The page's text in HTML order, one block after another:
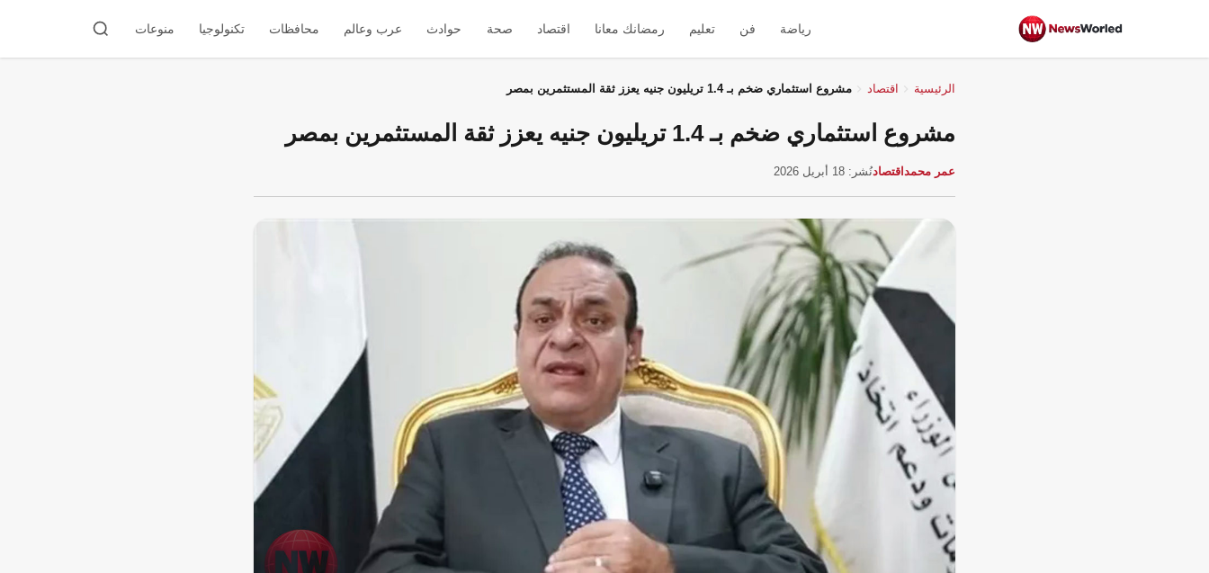
رياضة فن تعليم رمضانك معانا اقتصاد صحة حوادث عرب وعالم محافظات تكنولوجيا منوعات
الرئيسية اقتصاد مشروع استثماري ضخم بـ 1.4 تريليون جنيه يعزز ثقة المستثمرين بمصر
مشروع استثماري ضخم بـ 1.4 تريليون جنيه يعزز ثقة المستثمرين بمصر
عمر محمد اقتصادنُشر: 18 أبريل 2026